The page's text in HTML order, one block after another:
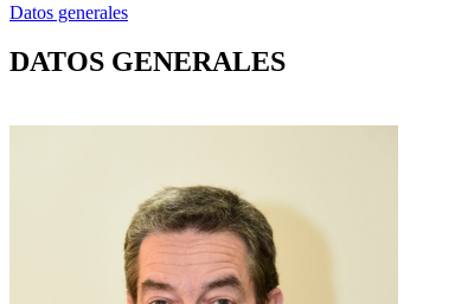
Datos generales
DATOS GENERALES